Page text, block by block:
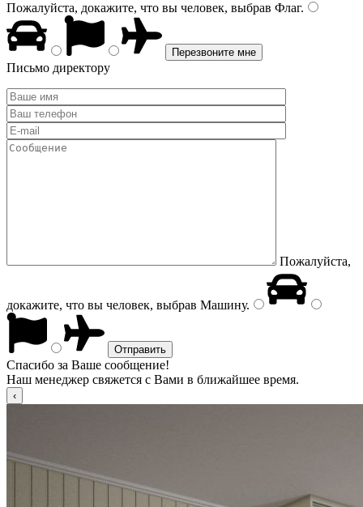
Пожалуйста, докажите, что вы человек, выбрав Флаг.
Письмо директору
Пожалуйста,
докажите, что вы человек, выбрав Машину.
Спасибо за Ваше сообщение!
Наш менеджер свяжется с Вами в ближайшее время.